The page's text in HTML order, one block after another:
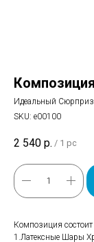
Идеальный Сюрприз
SKU: е00100
2 540 р. / 1 pc
Композиция состоит
1.Латексные Шары